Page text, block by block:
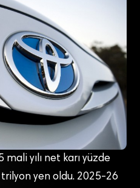
yılı net karı yüzde
trilyon yen oldu. 2025-26